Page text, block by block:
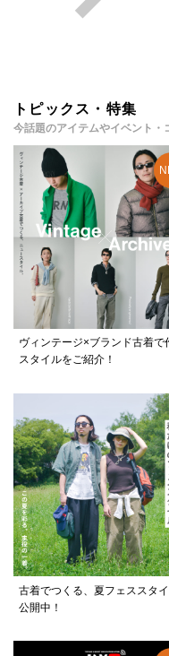
トピックス・特集
今話題のアイテムやイベント・
ヴィンテージ×ブランド古着で
スタイルをご紹介！
古着でつくる、夏フェススタ
公開中！